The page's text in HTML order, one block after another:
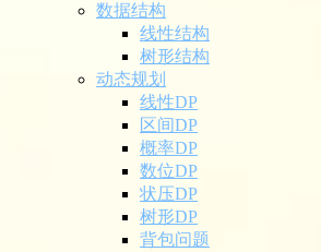
数据结构
线性结构
树形结构
动态规划
线性DP
区间DP
概率DP
数位DP
状压DP
树形DP
背包问题